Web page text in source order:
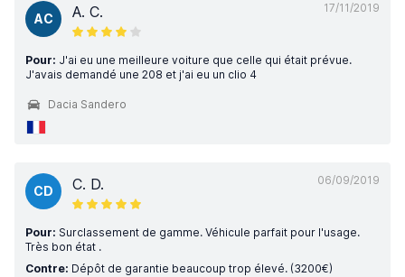
17/11/2019
AC A. C.
Pour: J'ai eu une meilleure voiture que celle qui était prévue.
J'avais demandé une 208 et j'ai eu un clio 4
Dacia Sandero
06/09/2019
CD C. D.
Pour: Surclassement de gamme. Véhicule parfait pour l'usage.
Très bon état .
Contre: Dépôt de garantie beaucoup trop élevé. (3200€)